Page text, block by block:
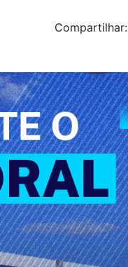
Compartilhar: